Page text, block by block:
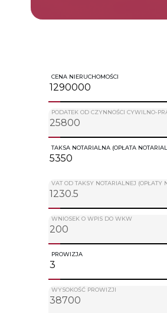
CENA NIERUCHOMOŚCI
PODATEK OD CZYNNOŚCI CYWILNO-
TAKSA NOTARIALNA (OPŁATA
VAT OD TAKSY NOTARIALNEJ (OPŁATY
WNIOSEK O WPIS DO WKW
PROWIZJA
WYSOKOŚĆ PROWIZJI